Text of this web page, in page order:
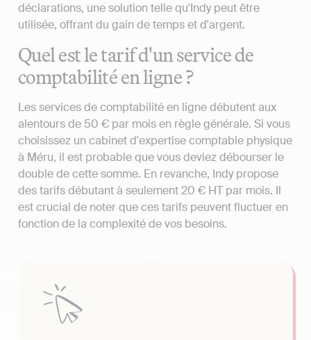
déclarations, une solution telle qu'Indy peut être
utilisée, offrant du gain de temps et d'argent.
Quel est le tarif d'un service de
comptabilité en ligne ?
Les services de comptabilité en ligne débutent aux
alentours de 50 € par mois en règle générale. Si vous
choisissez un cabinet d'expertise comptable physique
à Méru, il est probable que vous deviez débourser le
double de cette somme. En revanche, Indy propose
des tarifs débutant à seulement 20 € HT par mois. Il
est crucial de noter que ces tarifs peuvent fluctuer en
fonction de la complexité de vos besoins.